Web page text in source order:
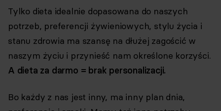
Tylko dieta idealnie dopasowana do naszych
potrzeb, preferencji żywieniowych, stylu życia i
stanu zdrowia ma szansę na dłużej zagościć w
naszym życiu i przynieść nam określone korzyści.
A dieta za darmo = brak personalizacji.
Bo każdy z nas jest inny, ma inny plan dnia,